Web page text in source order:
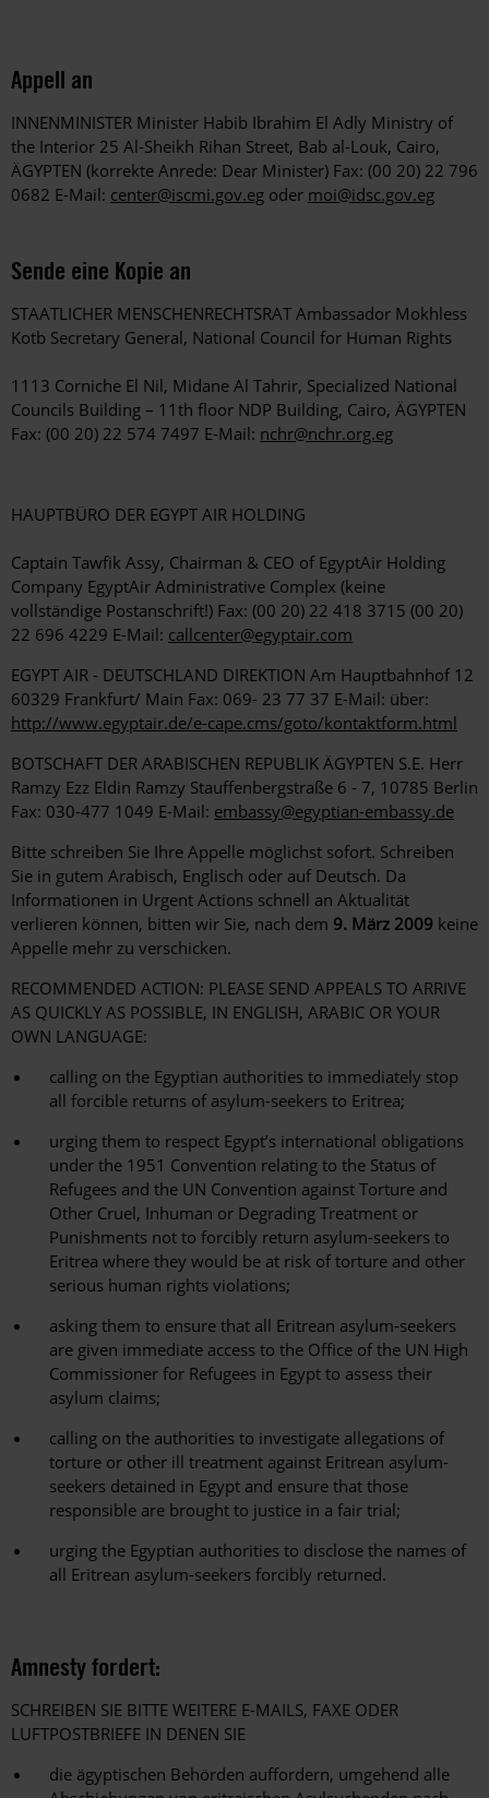
Appell an
INNENMINISTER Minister Habib Ibrahim El Adly Ministry of
the Interior 25 Al-Sheikh Rihan Street, Bab al-Louk, Cairo,
ÄGYPTEN (korrekte Anrede: Dear Minister) Fax: (00 20) 22 796
0682 E-Mail: center@iscmi.gov.eg oder moi@idsc.gov.eg
Sende eine Kopie an
STAATLICHER MENSCHENRECHTSRAT Ambassador Mokhless
Kotb Secretary General, National Council for Human Rights
1113 Corniche El Nil, Midane Al Tahrir, Specialized National
Councils Building – 11th floor NDP Building, Cairo, ÄGYPTEN
Fax: (00 20) 22 574 7497 E-Mail: nchr@nchr.org.eg
HAUPTBÜRO DER EGYPT AIR HOLDING
Captain Tawfik Assy, Chairman & CEO of EgyptAir Holding
Company EgyptAir Administrative Complex (keine
vollständige Postanschrift!) Fax: (00 20) 22 418 3715 (00 20)
22 696 4229 E-Mail: callcenter@egyptair.com
EGYPT AIR - DEUTSCHLAND DIREKTION Am Hauptbahnhof 12
60329 Frankfurt/ Main Fax: 069- 23 77 37 E-Mail: über:
http://www.egyptair.de/e-cape.cms/goto/kontaktform.html
BOTSCHAFT DER ARABISCHEN REPUBLIK ÄGYPTEN S.E. Herr
Ramzy Ezz Eldin Ramzy Stauffenbergstraße 6 - 7, 10785 Berlin
Fax: 030-477 1049 E-Mail: embassy@egyptian-embassy.de
Bitte schreiben Sie Ihre Appelle möglichst sofort. Schreiben
Sie in gutem Arabisch, Englisch oder auf Deutsch. Da
Informationen in Urgent Actions schnell an Aktualität
verlieren können, bitten wir Sie, nach dem 9. März 2009 keine
Appelle mehr zu verschicken.
RECOMMENDED ACTION: PLEASE SEND APPEALS TO ARRIVE
AS QUICKLY AS POSSIBLE, IN ENGLISH, ARABIC OR YOUR
OWN LANGUAGE:
calling on the Egyptian authorities to immediately stop
all forcible returns of asylum-seekers to Eritrea;
urging them to respect Egypt’s international obligations
under the 1951 Convention relating to the Status of
Refugees and the UN Convention against Torture and
Other Cruel, Inhuman or Degrading Treatment or
Punishments not to forcibly return asylum-seekers to
Eritrea where they would be at risk of torture and other
serious human rights violations;
asking them to ensure that all Eritrean asylum-seekers
are given immediate access to the Office of the UN High
Commissioner for Refugees in Egypt to assess their
asylum claims;
calling on the authorities to investigate allegations of
torture or other ill treatment against Eritrean asylum-
seekers detained in Egypt and ensure that those
responsible are brought to justice in a fair trial;
urging the Egyptian authorities to disclose the names of
all Eritrean asylum-seekers forcibly returned.
Amnesty fordert:
SCHREIBEN SIE BITTE WEITERE E-MAILS, FAXE ODER
LUFTPOSTBRIEFE IN DENEN SIE
die ägyptischen Behörden auffordern, umgehend alle